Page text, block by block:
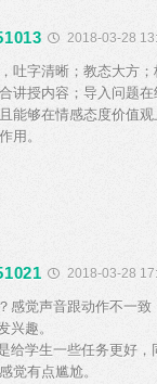
2018-03-28
吐字清晰；教态大方；
讲授内容；导入问题
能够在情感态度价值观
用。
2018-03-28
感觉声音跟动作不一致
兴趣。
给学生一些任务更好，
觉有点尴尬。